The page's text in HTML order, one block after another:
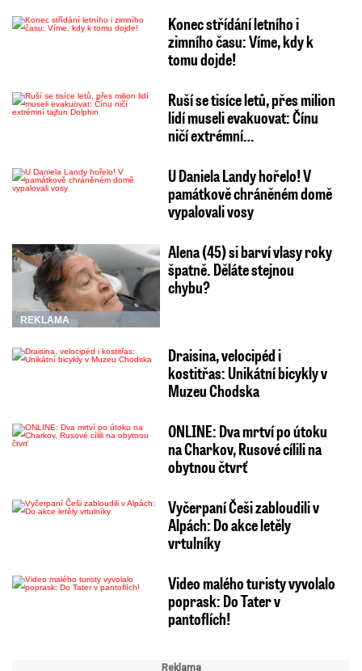
Konec střídání letního i
zimního času: Víme, kdy k
tomu dojde!
Ruší se tisíce letů, přes milion
lidí museli evakuovat: Čínu
ničí extrémní…
U Daniela Landy hořelo! V
památkově chráněném domě
vypalovali vosy
REKLAMA
Alena (45) si barví vlasy roky
špatně. Děláte stejnou
chybu?
Draisina, velocipéd i
kostitřas: Unikátní bicykly v
Muzeu Chodska
ONLINE: Dva mrtví po útoku
na Charkov, Rusové cílili na
obytnou čtvrť
Vyčerpaní Češi zabloudili v
Alpách: Do akce letěly
vrtulníky
Video malého turisty vyvolalo
poprask: Do Tater v
pantoflích!